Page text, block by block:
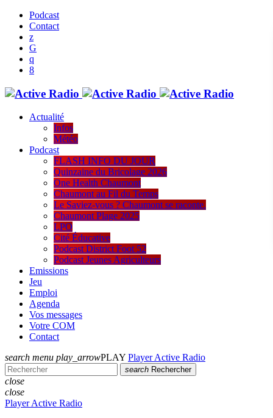
Podcast
Contact
Actualité
Infos
Météo
Podcast
FLASH INFO DU JOUR
Quinzaine du Bricolage 2026
One Health Chaumont
Chaumont au Fil du Temps
Le Saviez-vous ? Chaumont se raconte.
Chaumont Plage 2025
LPO
Cité Éducative
Podcast District Foot 52
Podcast Jeunes Agriculteurs
Emissions
Jeu
Emploi
Agenda
Vos messages
Votre COM
Contact
search menu play_arrowPLAY Player Active Radio
search Rechercher
close
close
Player Active Radio